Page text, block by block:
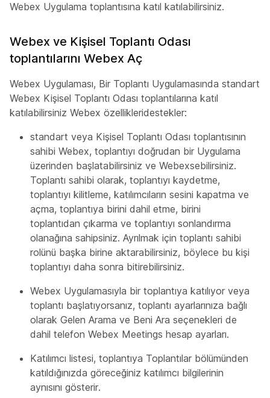
Webex Uygulama toplantısına katıl katılabilirsiniz.
Webex ve Kişisel Toplantı Odası
toplantılarını Webex Aç
Webex Uygulaması, Bir Toplantı Uygulamasında standart
Webex Kişisel Toplantı Odası toplantılarına katıl
katılabilirsiniz Webex özellikleridestekler:
standart veya Kişisel Toplantı Odası toplantısının
sahibi Webex, toplantıyı doğrudan bir Uygulama
üzerinden başlatabilirsiniz ve Webexsebilirsiniz.
Toplantı sahibi olarak, toplantıyı kaydetme,
toplantıyı kilitleme, katılımcıların sesini kapatma ve
açma, toplantıya birini dahil etme, birini
toplantıdan çıkarma ve toplantıyı sonlandırma
olanağına sahipsiniz. Ayrılmak için toplantı sahibi
rolünü başka birine aktarabilirsiniz, böylece bu kişi
toplantıyı daha sonra bitirebilirsiniz.
Webex Uygulamasıyla bir toplantıya katılıyor veya
toplantı başlatıyorsanız, toplantı ayarlarınıza bağlı
olarak Gelen Arama ve Beni Ara seçenekleri de
dahil telefon Webex Meetings hesap ayarları.
Katılımcı listesi, toplantıya Toplantılar bölümünden
katıldığınızda göreceğiniz katılımcı bilgilerinin
aynısını gösterir.